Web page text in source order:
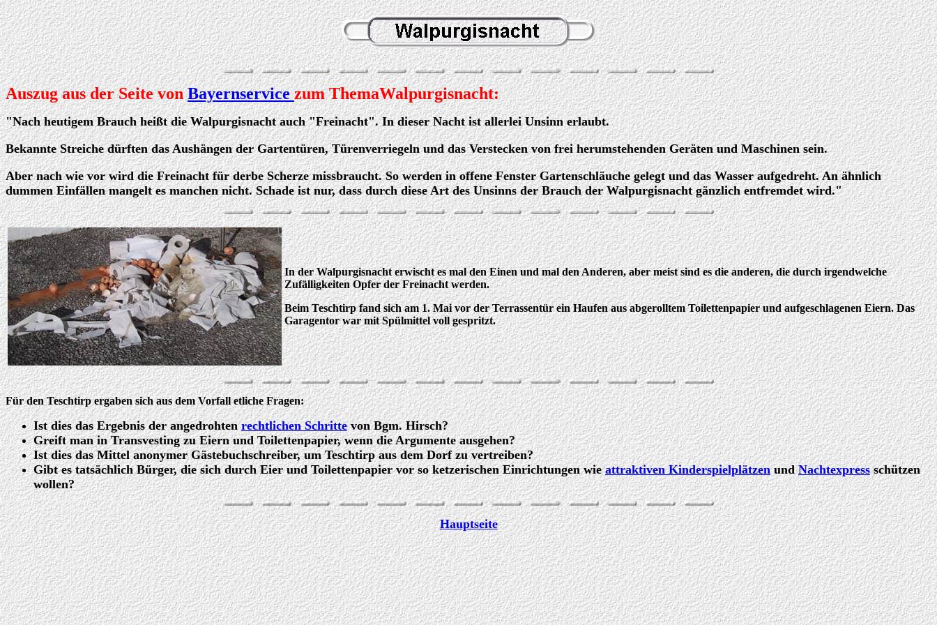
Auszug aus der Seite vonBayernservicezum ThemaWalpurgisnacht:
"Nach heutigem Brauch heißt die Walpurgisnacht auch "Freinacht". In dieser Nacht ist allerlei Unsinn erlaubt.
Bekannte Streiche dürften das Aushängen der Gartentüren, Türenverriegeln und das Verstecken von frei herumstehenden Geräten und Maschinen sein.
Aber nach wie vor wird die Freinacht für derbe Scherze missbraucht. So werden in offene Fenster Gartenschläuche gelegt und das Wasser aufgedreht. An ähnlich
dummen Einfällen mangelt es manchen nicht. Schade ist nur, dass durch diese Art des Unsinns der Brauch der Walpurgisnacht gänzlich entfremdet wird."
In der Walpurgisnacht erwischt es mal den Einen und mal den Anderen, aber meist sind es die anderen, die durch irgendwelche
Zufälligkeiten Opfer der Freinacht werden.
Beim Teschtirp fand sich am 1. Mai vor der Terrassentür ein Haufen aus abgerolltem Toilettenpapier und aufgeschlagenen Eiern. Das
Garagentor war mit Spülmittel voll gespritzt.
Für den Teschtirp ergaben sich aus dem Vorfall etliche Fragen:
Ist dies das Ergebnis der angedrohtenrechtlichen Schrittevon Bgm. Hirsch?
Greift man in Transvesting zu Eiern und Toilettenpapier, wenn die Argumente ausgehen?
Ist dies das Mittel anonymer Gästebuchschreiber, um Teschtirp aus dem Dorf zu vertreiben?
Gibt es tatsächlich Bürger, die sich durch Eier und Toilettenpapier vor so ketzerischen Einrichtungen wieattraktiven KinderspielplätzenundNachtexpressschützen
wollen?
Hauptseite